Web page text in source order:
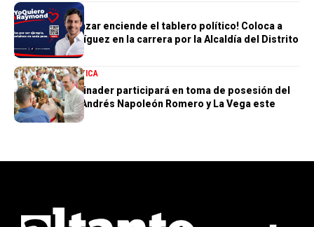
POLÍTICA
Humberto Salazar enciende el tablero político! Coloca a
Raymond Rodríguez en la carrera por la Alcaldía del Distrito
Nacional
NACIONALESPOLÍTICA
Presidente Abinader participará en toma de posesión del
nuevo obispo Andrés Napoleón Romero y La Vega este
sábado